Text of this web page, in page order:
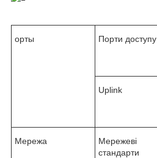
орты Порти доступу
Uplink
Мережа
Мережеві
стандарти